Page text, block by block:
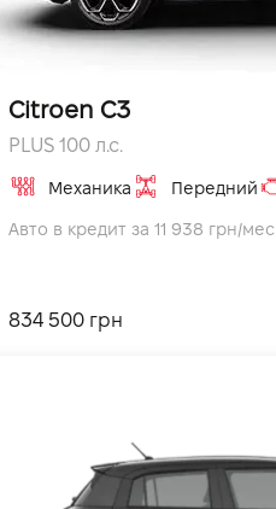
Citroen C3
PLUS 100 л.с.
Механика Передний
Авто в кредит за 11 938 грн/мес
834 500 грн